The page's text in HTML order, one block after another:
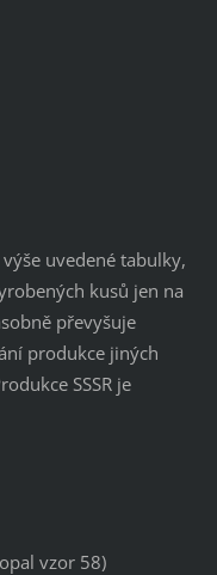
uvedené tabulky,
kusů jen na
převyšuje
produkce jiných
SSSR je
vzor 58)